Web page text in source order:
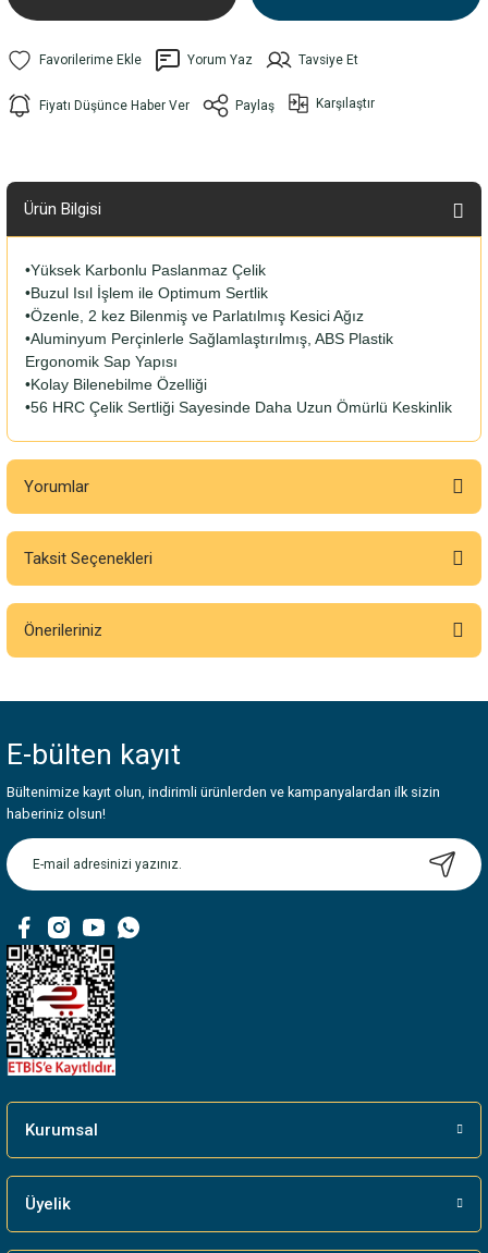
Yorum Yaz Tavsiye Et
Fiyatı Düşünce Haber Ver Paylaş Karşılaştır
Ürün Bilgisi
•Yüksek Karbonlu Paslanmaz Çelik
•Buzul Isıl İşlem ile Optimum Sertlik
•Özenle, 2 kez Bilenmiş ve Parlatılmış Kesici Ağız
•Aluminyum Perçinlerle Sağlamlaştırılmış, ABS Plastik
Ergonomik Sap Yapısı
•Kolay Bilenebilme Özelliği
•56 HRC Çelik Sertliği Sayesinde Daha Uzun Ömürlü Keskinlik
Yorumlar
Bu ürüne ilk yorumu siz yapın!
Taksit Seçenekleri
Önerileriniz
Görüş ve önerileriniz için teşekkür ederiz.
Ürün resmi kalitesiz, bozuk veya görüntülenemiyor.
Ürün açıklamasında eksik bilgiler bulunuyor.
Ürün bilgilerinde hatalar bulunuyor.
Bu ürüne benzer farklı alternatifler olmalı.
E-bülten kayıt
Bültenimize kayıt olun, indirimli ürünlerden ve kampanyalardan ilk sizin
haberiniz olsun!
Kurumsal
Üyelik